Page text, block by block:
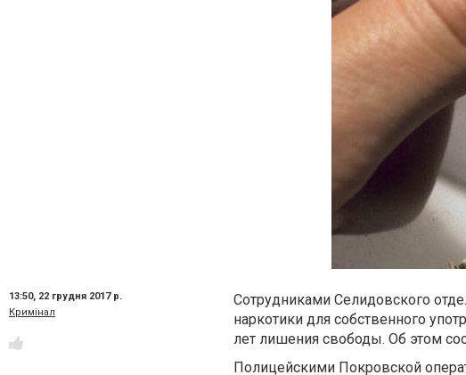
13:50, 22 грудня 2017 р.
Кримінал
Сотрудниками Селидовского
наркотики для собственного
лет лишения свободы. Об этом
Полицейскими Покровской